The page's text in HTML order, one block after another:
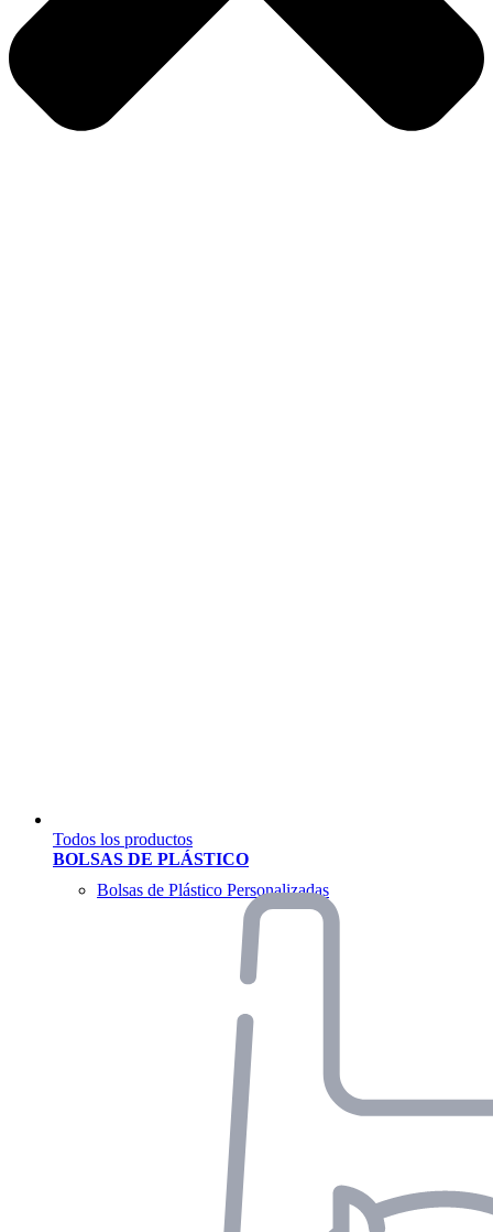
Todos los productos
BOLSAS DE PLÁSTICO
Bolsas de Plástico Personalizadas